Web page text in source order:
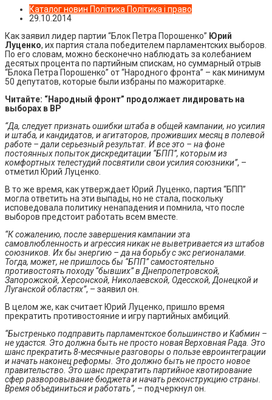
Каталог новин Політика Політика і право
29.10.2014
Как заявил лидер партии “Блок Петра Порошенко” Юрий
Луценко, их партия стала победителем парламентских выборов.
По его словам, можно бесконечно наблюдать за колебанием
десятых процента по партийным спискам, но суммарный отрыв
“Блока Петра Порошенко” от “Народного фронта” – как минимум
50 депутатов, которые были избраны по мажоритарке.
Читайте: “Народный фронт” продолжает лидировать на
выборах в ВР
“Да, следует признать ошибки штаба в общей кампании, но усилия
и штаба, и кандидатов, и агитаторов, проживших месяц в полевой
работе – дали серьезный результат. И все это – на фоне
постоянных попыток дискредитации “БПП”, которым из
комфортных телестудий посвятили свои усилия союзники”, –
отметил Юрий Луценко.
В то же время, как утверждает Юрий Луценко, партия “БПП”
могла ответить на эти выпады, но не стала, поскольку
исповедовала политику ненападения и помнила, что после
выборов предстоит работать всем вместе.
“К сожалению, после завершения кампании эта
самовлюбленность и агрессия никак не выветривается из штабов
союзников. Их бы энергию – да на борьбу с экс регионалами.
Тогда, может, не пришлось бы “БПП” самостоятельно
противостоять походу “бывших” в Днепропетровской,
Запорожской, Херсонской, Николаевской, Одесской, Донецкой и
Луганской областях”, – заявил он.
В целом же, как считает Юрий Луценко, пришло время
прекратить противостояние и игру партийных амбиций.
“Быстренько подправить парламентское большинство и Кабмин –
не удастся. Это должна быть не просто новая Верховная Рада. Это
шанс прекратить 8-месячные разговоры о пользе евроинтеграции
и начать наконец реформы. Это должно быть не просто новое
правительство. Это шанс прекратить партийное квотирование
сфер разворовывание бюджета и начать реконструкцию страны.
Время объединиться и работать”, – подчеркнул он.